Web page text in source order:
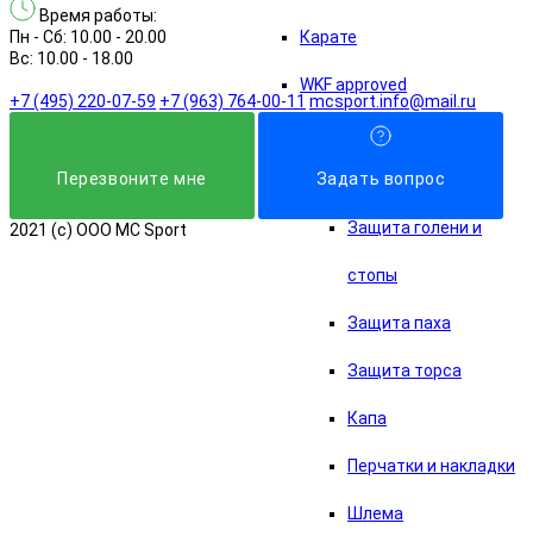
Карате
WKF approved
Защита
Защита голени и
стопы
Защита паха
Защита торса
Капа
Перчатки и накладки
Шлема
Время работы:
Пн - Сб: 10.00 - 20.00
Вс: 10.00 - 18.00
+7 (495) 220-07-59 +7 (963) 764-00-11 mcsport.info@mail.ru
Перезвонитe мне Задать вопрос
2021 (c) OOO MC Sport